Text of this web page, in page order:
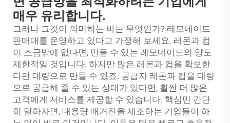
매우 유리합니다.
그러나 그것이 의미하는 바는 무엇인가? 레모네이드
판매대를 운영하고 있다고 가정해 보세요. 레몬과 컵
이 조금밖에 없다면, 만들 수 있는 레모네이드의 양도
제한적일 것입니다. 하지만 많은 레몬과 컵을 확보한
다면 대량으로 만들 수 있죠. 공급자 레몬과 컵을 대량
으로 공급해 줄 수 있는 상대가 있다면, 훨씬 더 많은
고객에게 서비스를 제공할 수 있습니다. 핵심만 간단
히 말하자면, 대용량 매거진을 제조하는 기업들이 하